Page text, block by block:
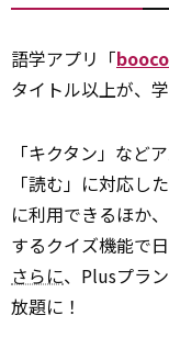
語学アプリ「booco
タイトル以上が、
「キクタン」など
「読む」に対応し
に利用できるほか
するクイズ機能で
さらに、Plusプラ
放題に！